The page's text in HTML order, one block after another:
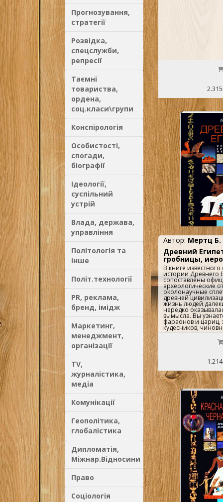
Прогнозування,
стратегії
Розвідка,
спецслужби,
репресії
Таємні
товариства,
ордена,
соц.класи\групи
Конспірологія
Особистості,
спогади,
біографії
Ідеології,
суспільний
устрій
Влада, держава,
управління
Політологія та
інше
Політ.технології
PR, реклама,
бренд, імідж
Маркетинг,
менеджмент,
організації
TV,
журналістика,
медіа
Комунікації
Геополітика,
глобалістика
Дипломатія,
Міжнар.Відносини
Право
Соціологія
Автор: Мертц Б.
Древний
гробницы,
В книге
истории Древнего
сопоставлены
археологические
околонаучные
древней
жизнь людей
нередко
вымысла. Вы
фараонов и цариц,
кудесников,
простолюдинов, а
представление о
культуры,
повествования и
иллюстрации
древней